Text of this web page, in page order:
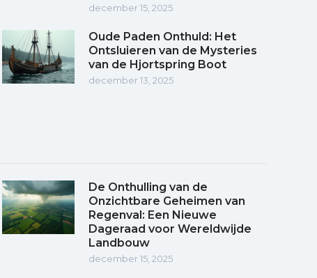
december 15, 2025
Oude Paden Onthuld: Het
Ontsluieren van de Mysteries
van de Hjortspring Boot
december 13, 2025
De Onthulling van de
Onzichtbare Geheimen van
Regenval: Een Nieuwe
Dageraad voor Wereldwijde
Landbouw
december 15, 2025